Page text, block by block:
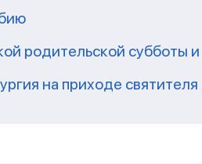
родительской
на приходе